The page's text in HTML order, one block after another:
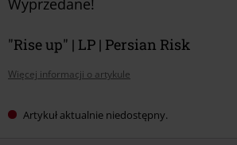
"Rise up" | LP | Persian Risk
Więcej informacji o artykule
Artykuł aktualnie niedostępny.